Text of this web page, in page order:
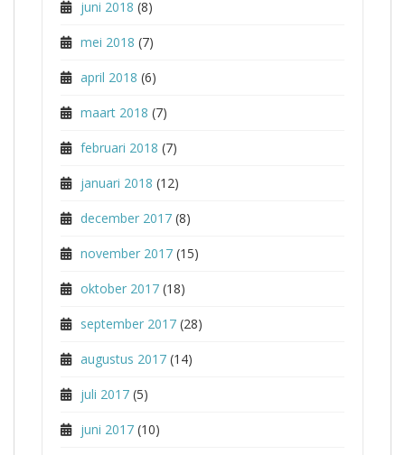
juni 2018 (8)
mei 2018 (7)
april 2018 (6)
maart 2018 (7)
februari 2018 (7)
januari 2018 (12)
december 2017 (8)
november 2017 (15)
oktober 2017 (18)
september 2017 (28)
augustus 2017 (14)
juli 2017 (5)
juni 2017 (10)